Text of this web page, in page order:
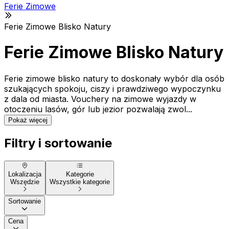
Ferie Zimowe
Ferie Zimowe Blisko Natury
Ferie Zimowe Blisko Natury
Ferie zimowe blisko natury to doskonały wybór dla osób
szukających spokoju, ciszy i prawdziwego wypoczynku
z dala od miasta. Vouchery na zimowe wyjazdy w
otoczeniu lasów, gór lub jezior pozwalają zwol...
Pokaż więcej
Filtry i sortowanie
Lokalizacja
Wszędzie
Kategorie
Wszystkie kategorie
Sortowanie
Cena